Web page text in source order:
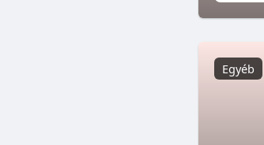
Egyéb